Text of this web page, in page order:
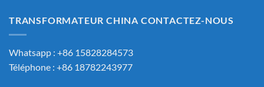
TRANSFORMATEUR CHINA CONTACTEZ-NOUS
Whatsapp : +86 15828284573
Téléphone : +86 18782243977